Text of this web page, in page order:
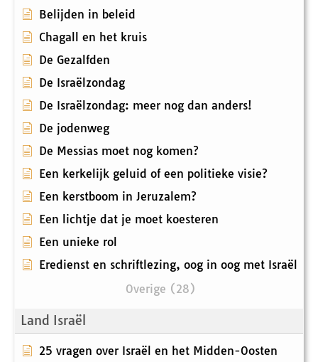
Belijden in beleid
Chagall en het kruis
De Gezalfden
De Israëlzondag
De Israëlzondag: meer nog dan anders!
De jodenweg
De Messias moet nog komen?
Een kerkelijk geluid of een politieke visie?
Een kerstboom in Jeruzalem?
Een lichtje dat je moet koesteren
Een unieke rol
Eredienst en schriftlezing, oog in oog met Israël
Overige (28)
Land Israël
25 vragen over Israël en het Midden-Oosten